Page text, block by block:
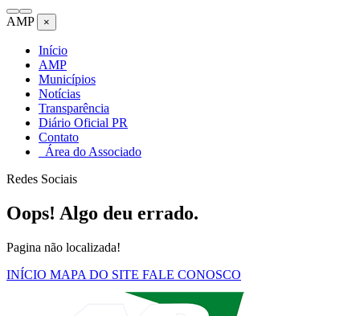
AMP ×
Início
AMP
Municípios
Notícias
Transparência
Diário Oficial PR
Contato
Área do Associado
Redes Sociais
Oops! Algo deu errado.
Pagina não localizada!
INÍCIO MAPA DO SITE FALE CONOSCO